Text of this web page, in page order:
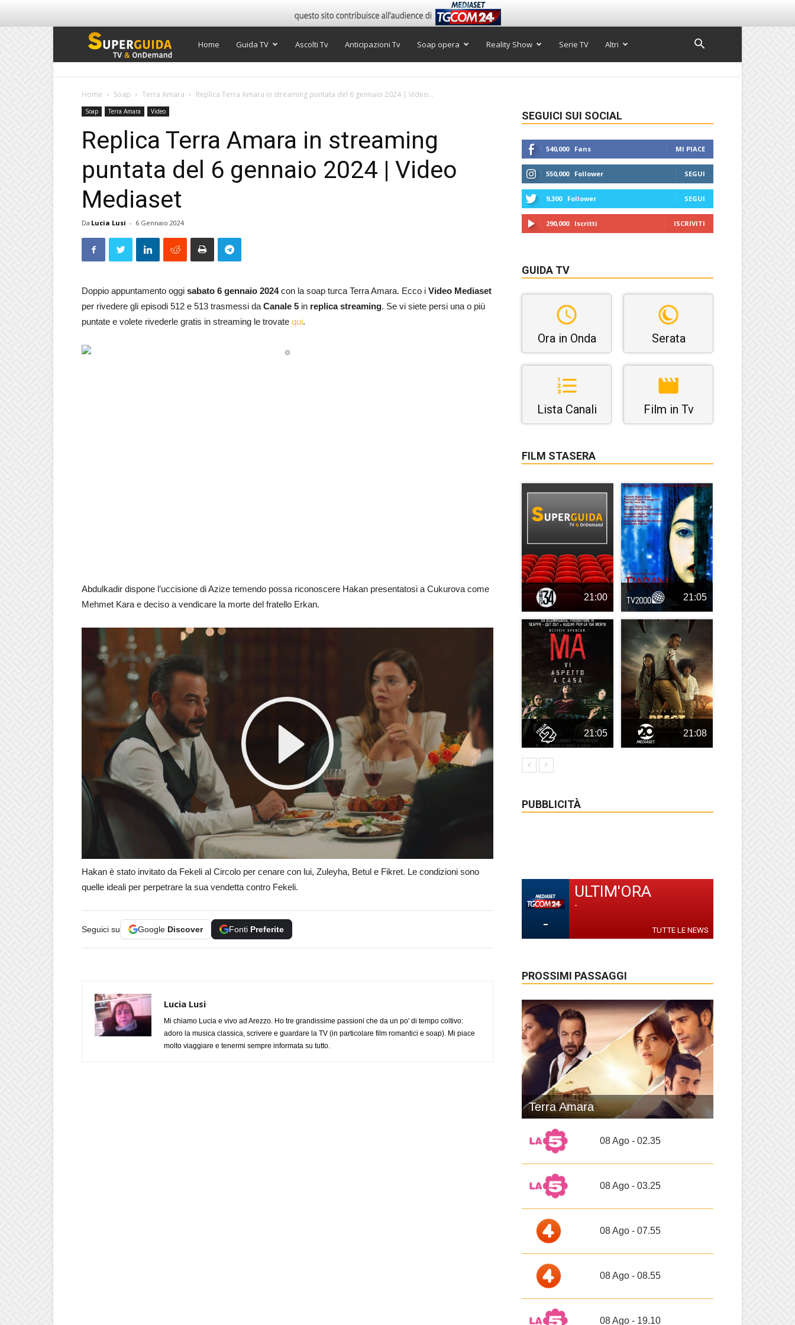
Super
Home Guida TV Ascolti Tv Anticipazioni Tv Soap opera Reality Show Serie TV Altri
Home Soap Terra Amara Replica Terra Amara in streaming puntata del 6 gennaio 2024 | Video...
Soap Terra Amara Video
Replica Terra Amara in streaming
puntata del 6 gennaio 2024 | Video
Mediaset
Da Lucia Lusi - 6 Gennaio 2024
Doppio appuntamento oggi sabato 6 gennaio 2024con la soap turca Terra Amara. Ecco i Video Mediaset
per rivedere gli episodi 512 e 513 trasmessi da Canale 5 in replica streaming. Se vi siete persi una o più
puntate e volete rivederle gratis in streaming le trovate qui.
Abdulkadir dispone l’uccisione di Azize temendo possa riconoscere Hakan presentatosi a Cukurova come
Mehmet Kara e deciso a vendicare la morte del fratello Erkan.
Hakan è stato invitato da Fekeli al Circolo per cenare con lui, Zuleyha, Betul e Fikret. Le condizioni sono
quelle ideali per perpetrare la sua vendetta contro Fekeli.
Seguici su Google Discover Fonti Preferite
Lucia Lusi
Mi chiamo Lucia e vivo ad Arezzo. Ho tre grandissime passioni che da un po' di tempo coltivo:
adoro la musica classica, scrivere e guardare la TV (in particolare film romantici e soap). Mi piace
molto viaggiare e tenermi sempre informata su tutto.
SEGUICI SUI SOCIAL
540,000 Fans MI PIACE
550,000 Follower SEGUI
9,300 Follower SEGUI
290,000 Iscritti ISCRIVITI
GUIDA TV
Ora in Onda Serata
Lista Canali Film in Tv
FILM STASERA
21:00 21:05
21:05 21:08
PUBBLICITÀ
-
ULTIM'ORA
-
TUTTE LE NEWS
PROSSIMI PASSAGGI
Terra Amara
08 Ago - 02.35
08 Ago - 03.25
08 Ago - 07.55
08 Ago - 08.55
08 Ago - 19.10